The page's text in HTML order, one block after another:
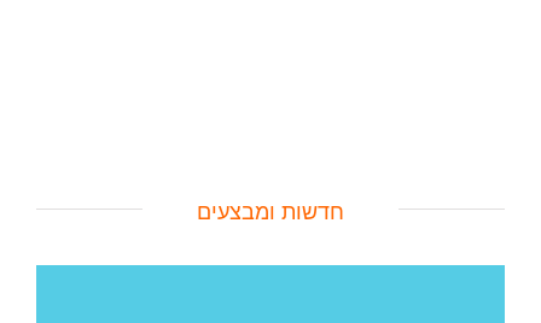
חדשות ומבצעים